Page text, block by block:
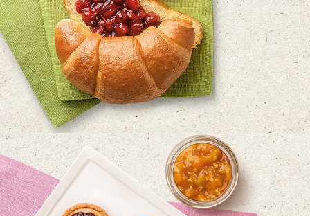
MULINO BIANCO - INCONTRI  -
CORNETTO